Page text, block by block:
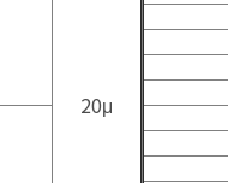
20μ